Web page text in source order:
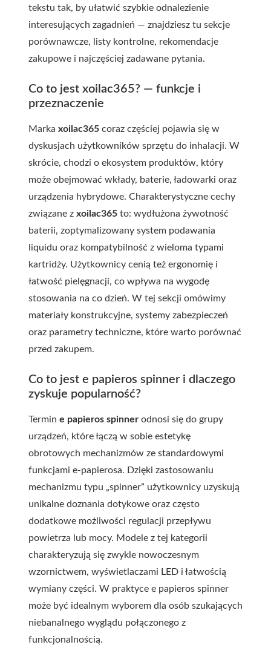
tekstu tak, by ułatwić szybkie odnalezienie
interesujących zagadnień — znajdziesz tu sekcje
porównawcze, listy kontrolne, rekomendacje
zakupowe i najczęściej zadawane pytania.
Co to jest xoilac365? — funkcje i
przeznaczenie
Marka xoilac365 coraz częściej pojawia się w
dyskusjach użytkowników sprzętu do inhalacji. W
skrócie, chodzi o ekosystem produktów, który
może obejmować wkłady, baterie, ładowarki oraz
urządzenia hybrydowe. Charakterystyczne cechy
związane z xoilac365 to: wydłużona żywotność
baterii, zoptymalizowany system podawania
liquidu oraz kompatybilność z wieloma typami
kartridży. Użytkownicy cenią też ergonomię i
łatwość pielęgnacji, co wpływa na wygodę
stosowania na co dzień. W tej sekcji omówimy
materiały konstrukcyjne, systemy zabezpieczeń
oraz parametry techniczne, które warto porównać
przed zakupem.
Co to jest e papieros spinner i dlaczego
zyskuje popularność?
Termin e papieros spinner odnosi się do grupy
urządzeń, które łączą w sobie estetykę
obrotowych mechanizmów ze standardowymi
funkcjami e-papierosa. Dzięki zastosowaniu
mechanizmu typu „spinner” użytkownicy uzyskują
unikalne doznania dotykowe oraz często
dodatkowe możliwości regulacji przepływu
powietrza lub mocy. Modele z tej kategorii
charakteryzują się zwykle nowoczesnym
wzornictwem, wyświetlaczami LED i łatwością
wymiany części. W praktyce e papieros spinner
może być idealnym wyborem dla osób szukających
niebanalnego wyglądu połączonego z
funkcjonalnością.